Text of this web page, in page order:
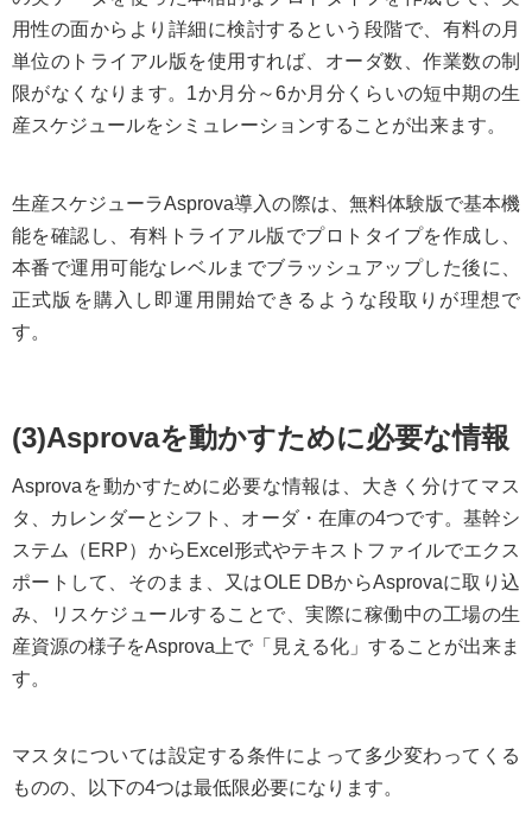
用性の面からより詳細に検討するという段階で、有料の月
単位のトライアル版を使用すれば、オーダ数、作業数の制
限がなくなります。1か月分～6か月分くらいの短中期の生
産スケジュールをシミュレーションすることが出来ます。
生産スケジューラAsprova導入の際は、無料体験版で基本機
能を確認し、有料トライアル版でプロトタイプを作成し、
本番で運用可能なレベルまでブラッシュアップした後に、
正式版を購入し即運用開始できるような段取りが理想で
す。
(3)Asprovaを動かすために必要な情報
Asprovaを動かすために必要な情報は、大きく分けてマス
タ、カレンダーとシフト、オーダ・在庫の4つです。基幹シ
ステム（ERP）からExcel形式やテキストファイルでエクス
ポートして、そのまま、又はOLE DBからAsprovaに取り込
み、リスケジュールすることで、実際に稼働中の工場の生
産資源の様子をAsprova上で「見える化」することが出来ま
す。
マスタについては設定する条件によって多少変わってくる
ものの、以下の4つは最低限必要になります。